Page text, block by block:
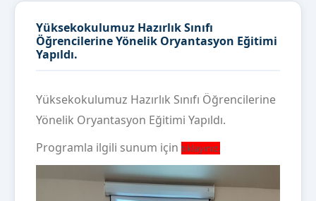
Yüksekokulumuz Hazırlık Sınıfı
Öğrencilerine Yönelik Oryantasyon Eğitimi
Yapıldı.
Yüksekokulumuz Hazırlık Sınıfı Öğrencilerine
Yönelik Oryantasyon Eğitimi Yapıldı.
Programla ilgili sunum için tıklayınız.